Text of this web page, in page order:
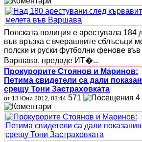
Полската полиция е арестувала 184
във връзка с вчерашните сблъсъци
полски и руски футболни фенове във
Варшава, предаде ИТ�...
Прокурорите Стоянов и Маринов:
Петима свидетели са дали
срещу Тони Застраховката
от 13 Юни 2012, 03:44 571 4